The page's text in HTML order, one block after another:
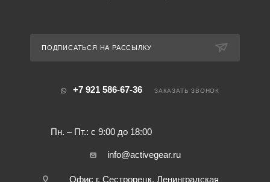
ПОДПИСАТЬСЯ НА РАССЫЛКУ
+7 921 586-67-36
Пн. – Пт.: с 9:00 до 18:00
ЗАКАЗАТЬ ЗВОНОК
info@activegear.ru
Офис г. Сестрорецк, Ленинградская